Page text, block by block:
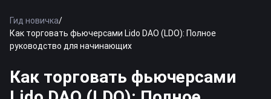
Гид новичка/
Как торговать фьючерсами Lido DAO (LDO): Полное
руководство для начинающих
Как торговать фьючерсами